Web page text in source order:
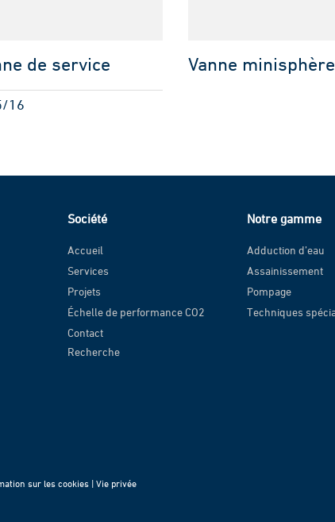
de service
16
Vanne minisphère
Société
Accueil
Services
Projets
Échelle de performance CO2
Contact
Recherche
Notre gamme
Adduction d’eau
Assainissement
Pompage
Techniques
sur les cookies | Vie privée